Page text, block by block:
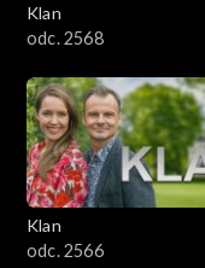
Klan
odc. 2568
Klan
odc. 2566